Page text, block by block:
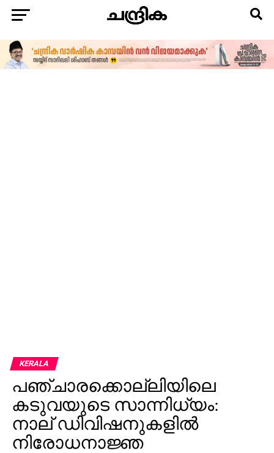
KERALA
പഞ്ചാരക്കൊല്ലിയിലെ
കടുവയുടെ സാന്നിധ്യം:
നാല് ഡിവിഷനുകളില്‍
നിരോധനാജ്ഞ